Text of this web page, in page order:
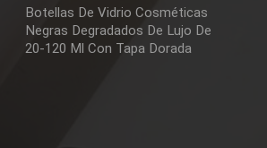
Botellas De Vidrio Cosméticas
Negras Degradados De Lujo De
20-120 Ml Con Tapa Dorada